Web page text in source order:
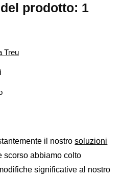
prodotto: 1
Treu
il nostrosoluzioni
scorso abbiamo colto
significative al nostro